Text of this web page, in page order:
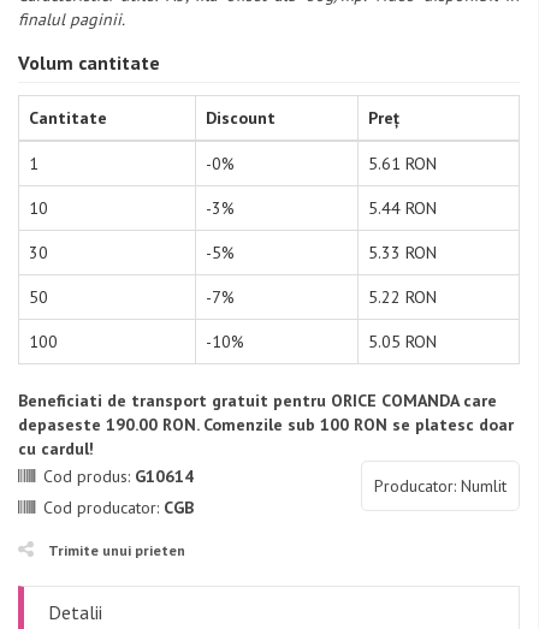
finalul paginii.
Volum cantitate
Cantitate Discount Preț
1 -0% 5.61 RON
10 -3% 5.44 RON
30 -5% 5.33 RON
50 -7% 5.22 RON
100 -10% 5.05 RON
Beneficiati de transport gratuit pentru ORICE COMANDA care
depaseste 190.00 RON. Comenzile sub 100 RON se platesc doar
cu cardul!
Producator: Numlit
Cod produs: G10614
Cod producator: CGB
Trimite unui prieten
Detalii